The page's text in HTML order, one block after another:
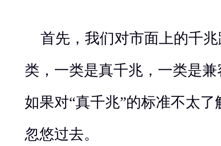
首先，我们对市面上的千
类，一类是真千兆，一类是
如果对“真千兆”的标准不太
忽悠过去。